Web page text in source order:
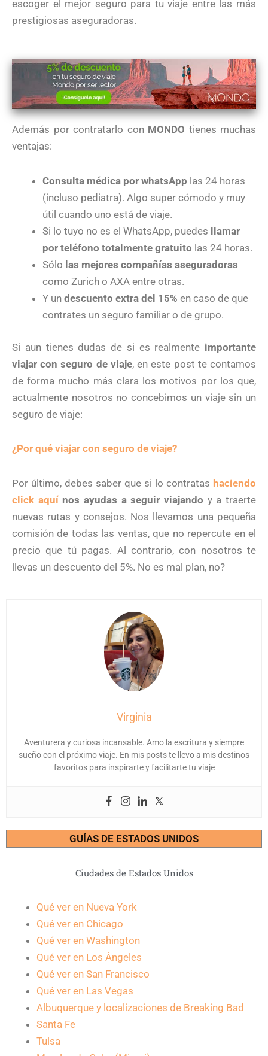
escoger el mejor seguro para tu viaje entre las más
prestigiosas aseguradoras.
Además por contratarlo con MONDO tienes muchas
ventajas:
Consulta médica por whatsApp las 24 horas
(incluso pediatra). Algo super cómodo y muy
útil cuando uno está de viaje.
Si lo tuyo no es el WhatsApp, puedes
llamar
por teléfono totalmente gratuito las 24 horas.
Sólo las mejores compañías aseguradoras
como Zurich o AXA entre otras.
Y un descuento extra del 15% en caso de que
contrates un seguro familiar o de grupo.
Si aun tienes dudas de si es realmente importante
viajar con seguro de viaje, en este post te contamos
de forma mucho más clara los motivos por los que,
actualmente nosotros no concebimos un viaje sin un
seguro de viaje:
¿Por qué viajar con seguro de viaje?
Por último, debes saber que si lo contratas haciendo
click aquí nos ayudas a seguir viajando y a traerte
nuevas rutas y consejos. Nos llevamos una pequeña
comisión de todas las ventas, que no repercute en el
precio que tú pagas. Al contrario, con nosotros te
llevas un descuento del 5%. No es mal plan, no?
Virginia
Aventurera y curiosa incansable. Amo la escritura y siempre
sueño con el próximo viaje. En mis posts te llevo a mis destinos
favoritos para inspirarte y facilitarte tu viaje
GUÍAS DE ESTADOS UNIDOS
Ciudades de Estados Unidos
Qué ver en Nueva York
Qué ver en Chicago
Qué ver en Washington
Qué ver en Los Ángeles
Qué ver en San Francisco
Qué ver en Las Vegas
Albuquerque y localizaciones de Breaking Bad
Santa Fe
Tulsa